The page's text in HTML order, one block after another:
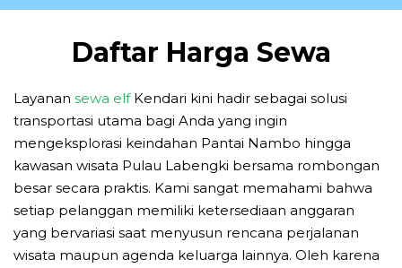
Daftar Harga Sewa
Layanan sewa elfKendari kini hadir sebagai solusi
transportasi utama bagi Anda yang ingin
mengeksplorasi keindahan Pantai Nambo hingga
kawasan wisata Pulau Labengki bersama rombongan
besar secara praktis. Kami sangat memahami bahwa
setiap pelanggan memiliki ketersediaan anggaran
yang bervariasi saat menyusun rencana perjalanan
wisata maupun agenda keluarga lainnya. Oleh karena